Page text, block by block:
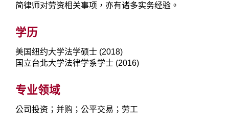
简律师对劳资相关事项，亦有诸多实务经验。
学历
美国纽约大学法学硕士 (2018)
国立台北大学法律学系学士 (2016)
专业领域
公司投资；并购；公平交易；劳工